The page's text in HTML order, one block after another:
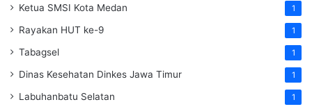
Ketua SMSI Kota Medan 1
Rayakan HUT ke-9 1
Tabagsel 1
Dinas Kesehatan Dinkes Jawa Timur 1
Labuhanbatu Selatan 1